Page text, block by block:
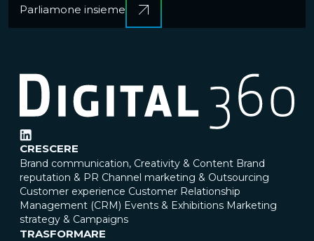
Parliamone insieme
CRESCERE
Brand communication, Creativity & Content Brand
reputation & PR Channel marketing & Outsourcing
Customer experience Customer Relationship
Management (CRM) Events & Exhibitions Marketing
strategy & Campaigns
TRASFORMARE